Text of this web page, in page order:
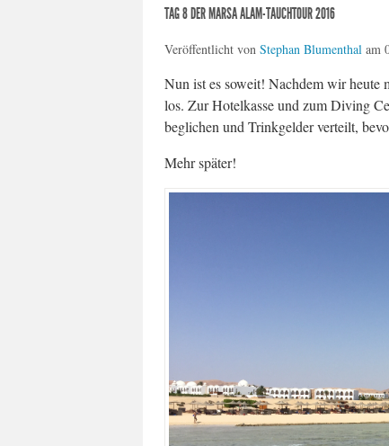
TAG 8 DER MARSA ALAM-TAUCHTOUR 2016
Veröffentlicht von Stephan Blumenthalam
Nun ist es soweit! Nachdem wir heute
los. Zur Hotelkasse und zum Diving
beglichen und Trinkgelder verteilt,
Mehr später!